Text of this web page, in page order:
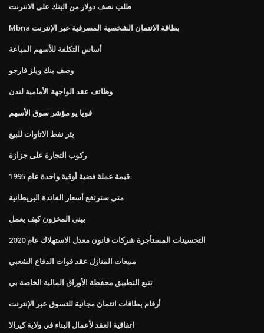
طلب نصف دولار من البنك على الانترنت
Mbna بطاقة الائتمان الشخصية المصرفية عبر الإنترنت
أساس التكلفة للأسهم المباعة
وصف بنك ويلز فارجو
وظائف عقد الواجهة الأمامية لندن
فويا يو مؤشر سوق الأسهم
بئر نفط الاتاوات للبيع
ركوب التجارة على جزازة
قيمة عملة فضية أوقية واحدة عام 1995
متى سترتفع أسعار الفائدة البريطانية
بيني المخزون كيف يعمل
التحسينات المستأجرة شركات قانون معدل الاستهلاك عام 2020
مبيعات المنازل عقد قوات الدفاع الشعبي
تتبع التطبيق محفظة الأوراق المالية الخاصة بي
أرقام بطاقات ائتمان مجانية للتسوق عبر الإنترنت
اتفاقية العقد لأعمال البناء في ولاية كيرالا